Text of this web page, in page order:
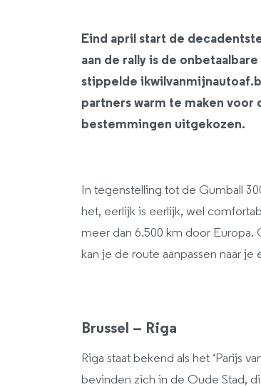
Eind april start de
aan de rally is de
stippelde
partners warm te maken voor
bestemmingen uitgekozen.
In tegenstelling tot de Gumball
het, eerlijk is eerlijk, wel
meer dan 6.500 km door Europa.
kan je de route aanpassen naar
Brussel – Riga
Riga staat bekend als het ‘Parijs
bevinden zich in de Oude Stad,